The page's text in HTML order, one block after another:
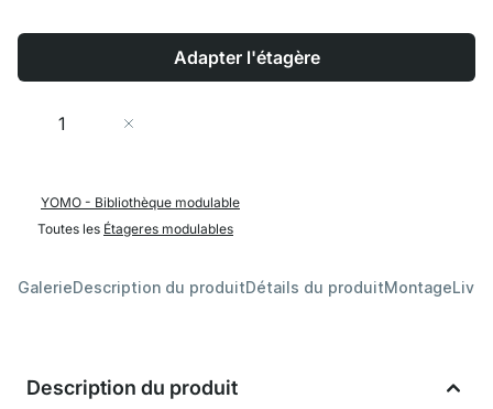
Adapter l'étagère
Quantité
YOMO - Bibliothèque modulable
Toutes les Étageres modulables
GalerieDescription du produitDétails du produitMontage
Description du produit